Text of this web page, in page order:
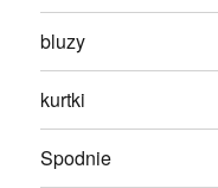
bluzy
kurtki
Spodnie